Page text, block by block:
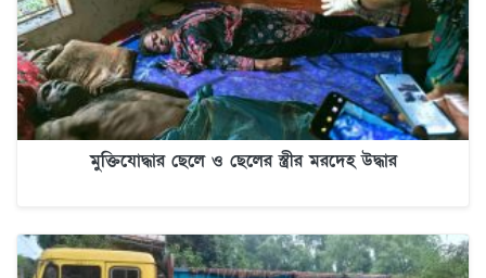
মুক্তিযোদ্ধার ছেলে ও ছেলের স্ত্রীর মরদেহ উদ্ধার